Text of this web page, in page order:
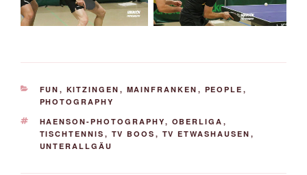
KATEGORIEN
FUN , KITZINGEN , MAINFRANKEN , PEOPLE ,
PHOTOGRAPHY
SCHLAGWÖRTER
HAENSON-PHOTOGRAPHY, OBERLIGA ,
TISCHTENNIS , TV BOOS , TV ETWASHAUSEN ,
UNTERALLGÄU